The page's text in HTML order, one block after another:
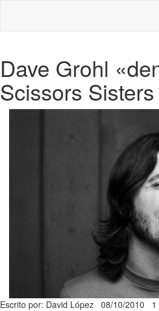
Dave Grohl
Scissors Sisters
Escrito por: David López 08/10/2010 1